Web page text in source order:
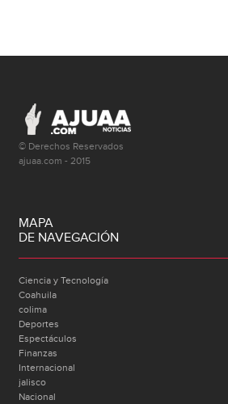
© Derechos Reservados
ajuaa.com - 2015
MAPA
DE NAVEGACIÓN
Ciencia y Tecnología
Coahuila
colima
Deportes
Espectáculos
Finanzas
Internacional
jalisco
Nacional